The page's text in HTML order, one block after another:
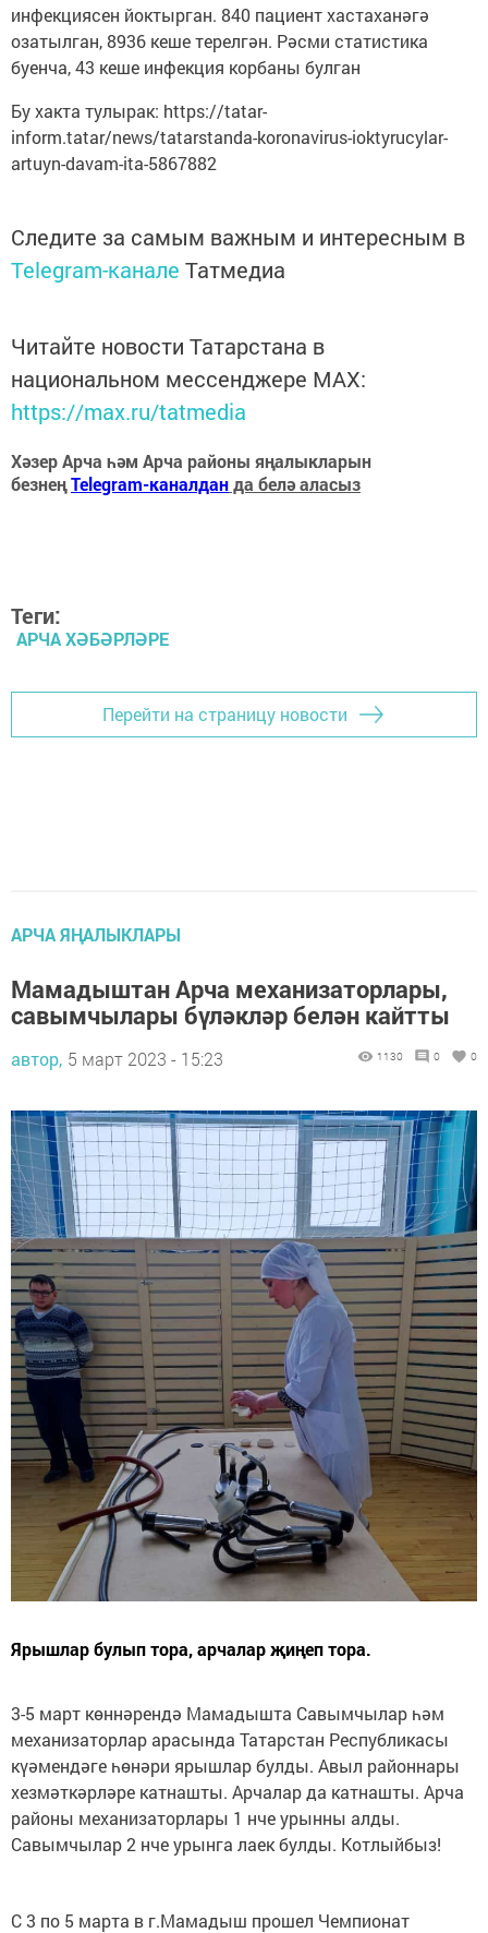
инфекциясен йоктырган. 840 пациент хастаханәгә
озатылган, 8936 кеше терелгән. Рәсми статистика
буенча, 43 кеше инфекция корбаны булган
Бу хакта тулырак: https://tatar-
inform.tatar/news/tatarstanda-koronavirus-ioktyrucylar-
artuyn-davam-ita-5867882
Следите за самым важным и интересным в
Telegram-канале Татмедиа
Читайте новости Татарстана в
национальном мессенджере MАХ:
https://max.ru/tatmedia
Хәзер Арча һәм Арча районы яңалыкларын
безнеңTelegram-каналданда белә аласыз
Теги:
АРЧА ХӘБӘРЛӘРЕ
Перейти на страницу новости
АРЧА ЯҢАЛЫКЛАРЫ
Мамадыштан Арча механизаторлары,
савымчылары бүләкләр белән кайтты
автор, 5 март 2023 - 15:23 1130 0 0
Ярышлар булып тора, арчалар җиңеп тора.
3-5 март көннәрендә Мамадышта Савымчылар һәм
механизаторлар арасында Татарстан Республикасы
күәмендәге һөнәри ярышлар булды. Авыл районнары
хезмәткәрләре катнашты. Арчалар да катнашты. Арча
районы механизаторлары 1 нче урынны алды.
Савымчылар 2 нче урынга лаек булды. Котлыйбыз!
С 3 по 5 марта в г.Мамадыш прошел Чемпионат